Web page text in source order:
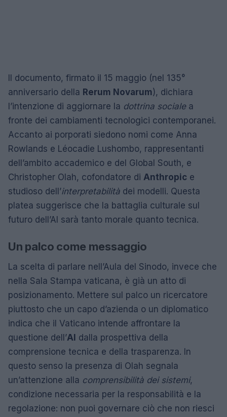
Il documento, firmato il 15 maggio (nel 135°
anniversario della Rerum Novarum), dichiara
l’intenzione di aggiornare la dottrina socialea
fronte dei cambiamenti tecnologici contemporanei.
Accanto ai porporati siedono nomi come Anna
Rowlands e Léocadie Lushombo, rappresentanti
dell’ambito accademico e del Global South, e
Christopher Olah, cofondatore di Anthropic e
studioso dell’interpretabilità dei modelli. Questa
platea suggerisce che la battaglia culturale sul
futuro dell’AI sarà tanto morale quanto tecnica.
Un palco come messaggio
La scelta di parlare nell’Aula del Sinodo, invece che
nella Sala Stampa vaticana, è già un atto di
posizionamento. Mettere sul palco un ricercatore
piuttosto che un capo d’azienda o un diplomatico
indica che il Vaticano intende affrontare la
questione dell’AI dalla prospettiva della
comprensione tecnica e della trasparenza. In
questo senso la presenza di Olah segnala
un’attenzione alla comprensibilità dei sistemi,
condizione necessaria per la responsabilità e la
regolazione: non puoi governare ciò che non riesci